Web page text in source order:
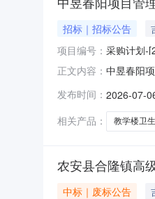
招标｜招标公告
项目编号： 采购计划-
正文内容： 中昱春阳
购计划-
（元）
发布时间： 2026-07-
相关产品：
教学楼卫
农安县合隆镇高
中标｜废标公告